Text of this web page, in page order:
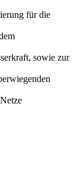
für die
sowie zur